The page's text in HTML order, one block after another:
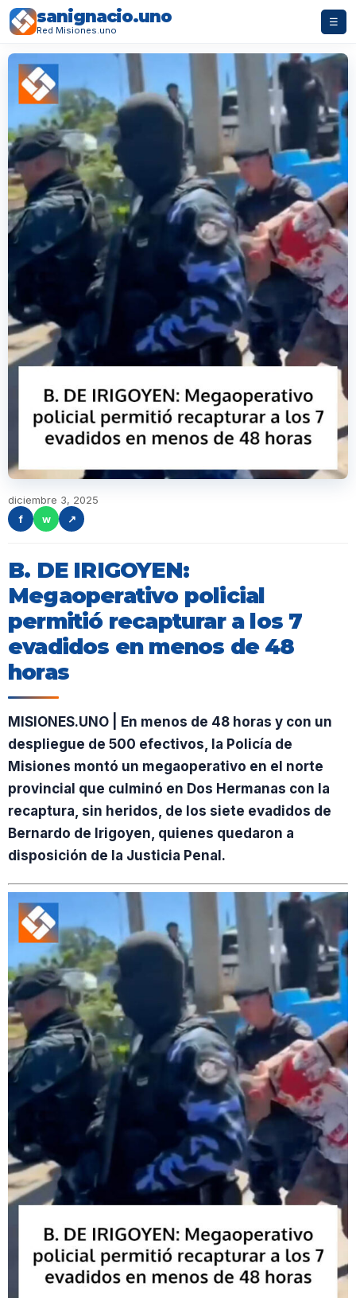
sanignacio.uno
Red Misiones.uno
☰
diciembre 3, 2025
f
w ↗
B. DE IRIGOYEN:
Megaoperativo policial
permitió recapturar a los 7
evadidos en menos de 48
horas
MISIONES.UNO | En menos de 48 horas y con un
despliegue de 500 efectivos, la Policía de
Misiones montó un megaoperativo en el norte
provincial que culminó en Dos Hermanas con la
recaptura, sin heridos, de los siete evadidos de
Bernardo de Irigoyen, quienes quedaron a
disposición de la Justicia Penal.